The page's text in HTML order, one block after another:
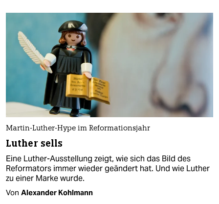
Martin-Luther-Hype im Reformationsjahr
Luther sells
Eine Luther-Ausstellung zeigt, wie sich das Bild des
Reformators immer wieder geändert hat. Und wie Luther
zu einer Marke wurde.
Von Alexander Kohlmann